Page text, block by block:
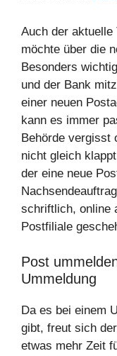
Auch der aktuelle
möchte über die
Besonders
und der Bank
einer neuen
kann es immer
Behörde vergisst
nicht gleich
der eine neue
schriftlich, online
Postfiliale
Post
Ummeldung
Da es bei einem
gibt, freut sich
etwas mehr Zeit